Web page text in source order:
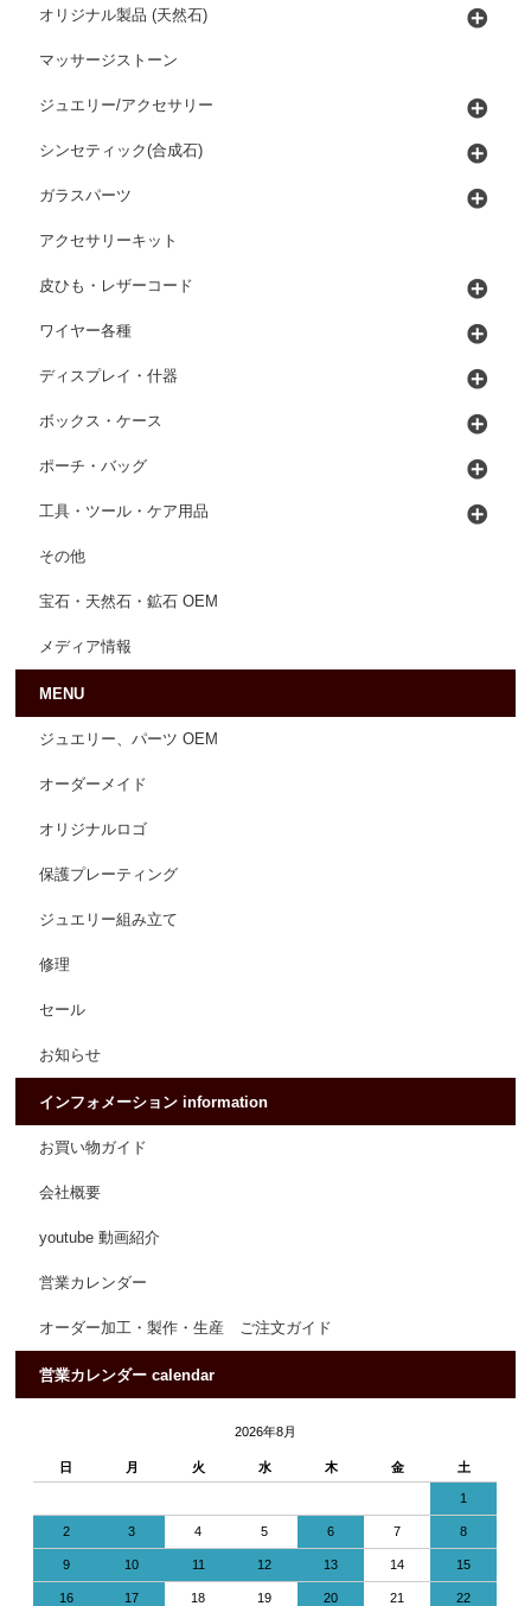
オリジナル製品 (天然石)
マッサージストーン
ジュエリー/アクセサリー
シンセティック(合成石)
ガラスパーツ
アクセサリーキット
皮ひも・レザーコード
ワイヤー各種
ディスプレイ・什器
ボックス・ケース
ポーチ・バッグ
工具・ツール・ケア用品
その他
宝石・天然石・鉱石 OEM
メディア情報
MENU
ジュエリー、パーツ OEM
オーダーメイド
オリジナルロゴ
保護プレーティング
ジュエリー組み立て
修理
セール
お知らせ
インフォメーション information
お買い物ガイド
会社概要
youtube 動画紹介
営業カレンダー
オーダー加工・製作・生産 ご注文ガイド
営業カレンダー calendar
2026年8月
日 月 火 水 木 金 土
1
2 3 4 5 6 7 8
9 10 11 12 13 14 15
16 17 18 19 20 21 22